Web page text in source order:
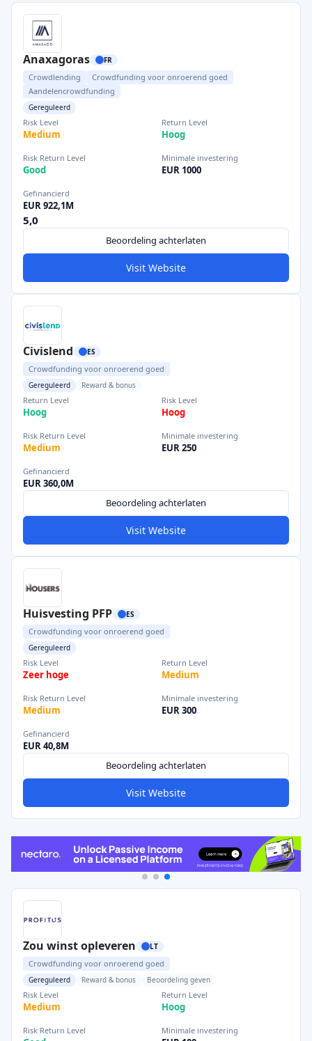
Anaxagoras FR
Crowdlending
Crowdfunding voor onroerend goed
Aandelencrowdfunding
Gereguleerd
Risk Level
Medium
Return Level
Hoog
Risk Return Level
Good
Minimale investering
EUR 1000
Gefinancierd
EUR 922,1M
5,0
Beoordeling achterlaten
Visit Website
Civislend ES
Crowdfunding voor onroerend goed
Gereguleerd Reward & bonus
Return Level
Hoog
Risk Level
Hoog
Risk Return Level
Medium
Minimale investering
EUR 250
Gefinancierd
EUR 360,0M
Beoordeling achterlaten
Visit Website
Huisvesting PFP ES
Crowdfunding voor onroerend goed
Gereguleerd
Risk Level
Zeer hoge
Return Level
Medium
Risk Return Level
Medium
Minimale investering
EUR 300
Gefinancierd
EUR 40,8M
Beoordeling achterlaten
Visit Website
Zou winst opleveren LT
Crowdfunding voor onroerend goed
Gereguleerd Reward & bonus Beoordeling geven
Risk Level
Medium
Return Level
Hoog
Risk Return Level Minimale investering